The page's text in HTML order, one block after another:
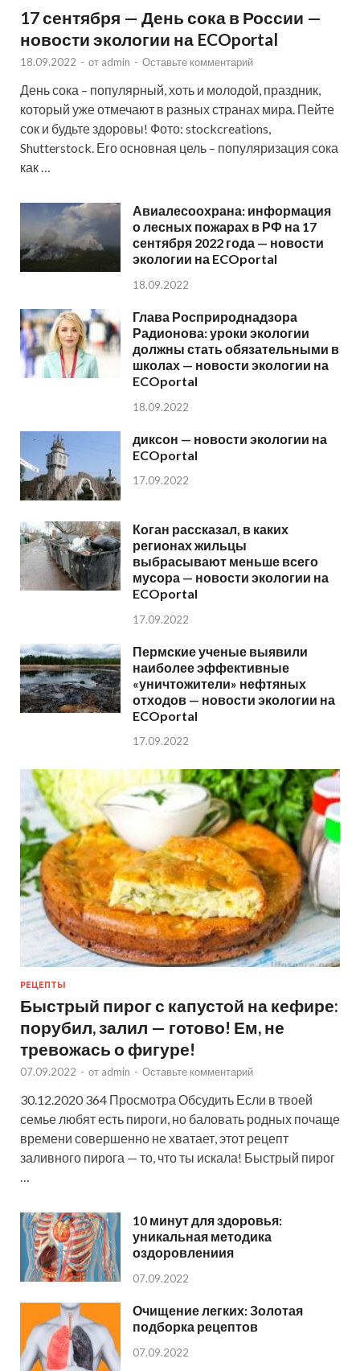
17 сентября — День сока в России —
новости экологии на ECOportal
18.09.2022 - от admin - Оставьте комментарий
День сока – популярный, хоть и молодой, праздник,
который уже отмечают в разных странах мира. Пейте
сок и будьте здоровы! Фото: stockcreations,
Shutterstock. Его основная цель – популяризация сока
как …
Авиалесоохрана: информация
о лесных пожарах в РФ на 17
сентября 2022 года — новости
экологии на ECOportal
18.09.2022
Глава Росприроднадзора
Радионова: уроки экологии
должны стать обязательными в
школах — новости экологии на
ECOportal
18.09.2022
диксон — новости экологии на
ECOportal
17.09.2022
Коган рассказал, в каких
регионах жильцы
выбрасывают меньше всего
мусора — новости экологии на
ECOportal
17.09.2022
Пермские ученые выявили
наиболее эффективные
«уничтожители» нефтяных
отходов — новости экологии на
ECOportal
17.09.2022
РЕЦЕПТЫ
Быстрый пирог с капустой на кефире:
порубил, залил — готово! Ем, не
тревожась о фигуре!
07.09.2022 - от admin - Оставьте комментарий
30.12.2020 364 Просмотра Обсудить Если в твоей
семье любят есть пироги, но баловать родных почаще
времени совершенно не хватает, этот рецепт
заливного пирога — то, что ты искала! Быстрый пирог
…
10 минут для здоровья:
уникальная методика
оздоровлениия
07.09.2022
Очищение легких: Золотая
подборка рецептов
07.09.2022